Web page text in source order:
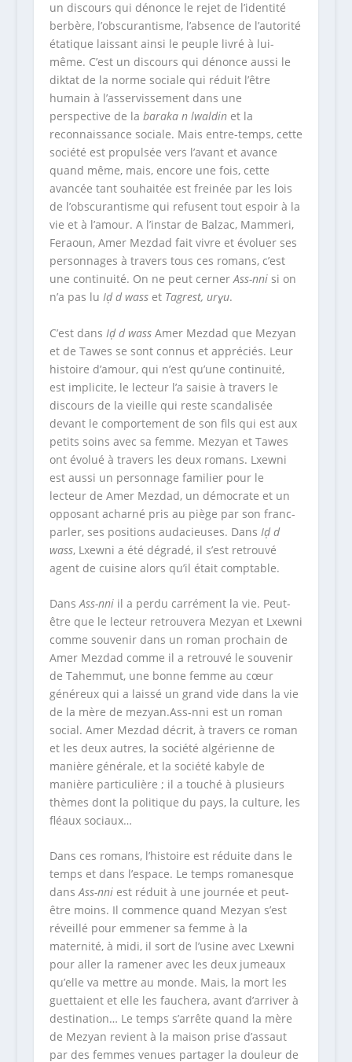
un discours qui dénonce le rejet de l’identité
berbère, l’obscurantisme, l’absence de l’autorité
étatique laissant ainsi le peuple livré à lui-
même. C’est un discours qui dénonce aussi le
diktat de la norme sociale qui réduit l’être
humain à l’asservissement dans une
perspective de la baraka n lwaldinet la
reconnaissance sociale. Mais entre-temps, cette
société est propulsée vers l’avant et avance
quand même, mais, encore une fois, cette
avancée tant souhaitée est freinée par les lois
de l’obscurantisme qui refusent tout espoir à la
vie et à l’amour. A l’instar de Balzac, Mammeri,
Feraoun, Amer Mezdad fait vivre et évoluer ses
personnages à travers tous ces romans, c’est
une continuité. On ne peut cernerAss-nnisi on
n’a pas lu Iḍ d wasset Tagrest, urɣu.
C’est dans Iḍ d wassAmer Mezdad que Mezyan
et de Tawes se sont connus et appréciés. Leur
histoire d’amour, qui n’est qu’une continuité,
est implicite, le lecteur l’a saisie à travers le
discours de la vieille qui reste scandalisée
devant le comportement de son fils qui est aux
petits soins avec sa femme. Mezyan et Tawes
ont évolué à travers les deux romans. Lxewni
est aussi un personnage familier pour le
lecteur de Amer Mezdad, un démocrate et un
opposant acharné pris au piège par son franc-
parler, ses positions audacieuses. Dans Iḍ d
wass, Lxewni a été dégradé, il s’est retrouvé
agent de cuisine alors qu’il était comptable.
DansAss-nniil a perdu carrément la vie. Peut-
être que le lecteur retrouvera Mezyan et Lxewni
comme souvenir dans un roman prochain de
Amer Mezdad comme il a retrouvé le souvenir
de Tahemmut, une bonne femme au cœur
généreux qui a laissé un grand vide dans la vie
de la mère de mezyan.Ass-nni est un roman
social. Amer Mezdad décrit, à travers ce roman
et les deux autres, la société algérienne de
manière générale, et la société kabyle de
manière particulière ; il a touché à plusieurs
thèmes dont la politique du pays, la culture, les
fléaux sociaux…
Dans ces romans, l’histoire est réduite dans le
temps et dans l’espace. Le temps romanesque
dansAss-nniest réduit à une journée et peut-
être moins. Il commence quand Mezyan s’est
réveillé pour emmener sa femme à la
maternité, à midi, il sort de l’usine avec Lxewni
pour aller la ramener avec les deux jumeaux
qu’elle va mettre au monde. Mais, la mort les
guettaient et elle les fauchera, avant d’arriver à
destination… Le temps s’arrête quand la mère
de Mezyan revient à la maison prise d’assaut
par des femmes venues partager la douleur de